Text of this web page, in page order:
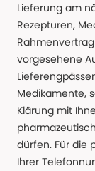
Lieferung am
Rezepturen,
vorgesehene
Medikamente,
Klärung mit
dürfen. Für die
Ihrer